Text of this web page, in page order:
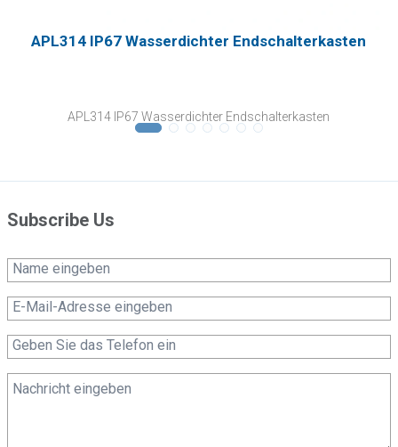
APL314 IP67 Wasserdichter Endschalterkasten
APL314 IP67 Wasserdichter Endschalterkasten
Subscribe Us